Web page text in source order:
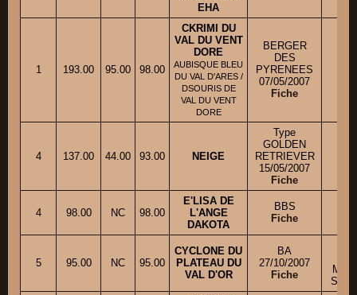
EHA
1 193.00 95.00 98.00
CKRIMI DU
VAL DU VENT
DORE
AUBISQUE BLEU
DU VAL D'ARES /
DSOURIS DE
VAL DU VENT
DORE
BERGER
DES
PYRENEES
07/05/2007
Fiche
4 137.00 44.00 93.00 NEIGE
Type
GOLDEN
RETRIEVER
15/05/2007
Fiche
4 98.00 NC 98.00
E'LISA DE
L'ANGE
DAKOTA
BBS
Fiche
5 95.00 NC 95.00
CYCLONE DU
PLATEAU DU
VAL D'OR
BA
27/10/2007
Fiche
M.